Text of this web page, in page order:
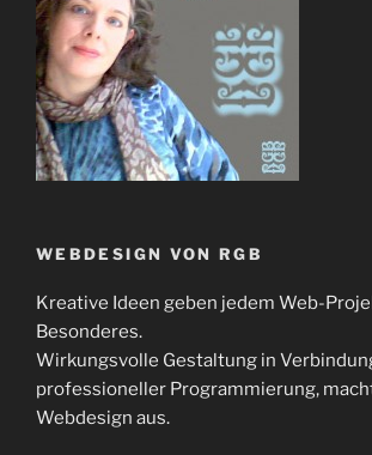
WEBDESIGN VON RGB
Kreative Ideen geben jedem Web-
Besonderes.
Wirkungsvolle Gestaltung in
professioneller Programmierung,
Webdesign aus.